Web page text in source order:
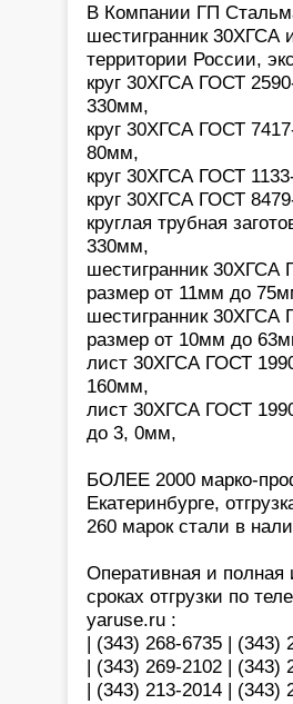
В Компании ГП
шестигранник 30ХГСА
территории России,
круг 30ХГСА ГОСТ
330мм,
круг 30ХГСА ГОСТ
80мм,
круг 30ХГСА ГОСТ
круг 30ХГСА ГОСТ
круглая трубная
330мм,
шестигранник 30ХГСА
размер от 11мм до
шестигранник 30ХГСА
размер от 10мм до
лист 30ХГСА ГОСТ
160мм,
лист 30ХГСА ГОСТ
до 3, 0мм,
БОЛЕЕ 2000 марко-
Екатеринбурге,
260 марок стали в
Оперативная и
сроках отгрузки по
yaruse.ru :
| (343) 268-6735 | (343)
| (343) 269-2102 | (343)
| (343) 213-2014 | (343)